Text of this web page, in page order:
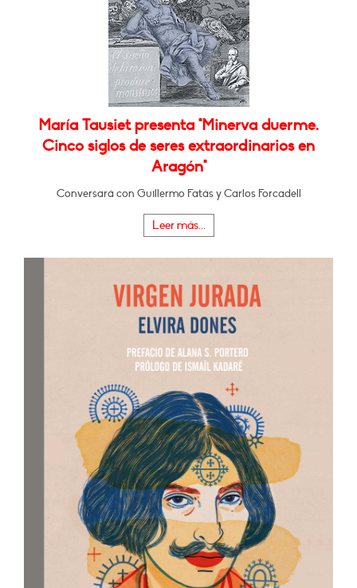
María Tausiet presenta "Minerva duerme.
Cinco siglos de seres extraordinarios en
Aragón"
Conversará con Guillermo Fatás y Carlos Forcadell
Leer más...